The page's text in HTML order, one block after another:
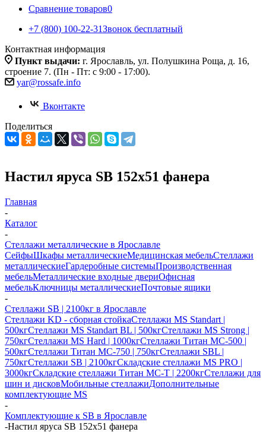
Сравнение товаров0
+7 (800) 100-22-31Звонок бесплатный
Контактная информация
Пункт выдачи: г. Ярославль, ул. Полушкина Роща, д. 16,
строение 7. (Пн - Пт: с 9:00 - 17:00).
yar@rossafe.info
Вконтакте
Поделиться
Настил яруса SB 152х51 фанера
Главная
-
Каталог
-
Стеллажи металлические в Ярославле
СейфыШкафы металлическиеМедицинская мебельСтеллажи
металлическиеГардеробные системыПроизводственная
мебельМеталлические входные двериОфисная
мебельКлючницы металлическиеПочтовые ящики
-
Стеллажи SB | 2100кг в Ярославле
Стеллажи KD - сборная стойкаСтеллажи MS Standart |
500кгСтеллажи MS Standart BL | 500кгСтеллажи MS Strong |
750кгСтеллажи MS Hard | 1000кгСтеллажи Титан МС-500 |
500кгСтеллажи Титан МС-750 | 750кгСтеллажи SBL |
750кгСтеллажи SB | 2100кгСкладские стеллажи MS PRO |
3000кгСкладские стеллажи Титан МС-Т | 2200кгСтеллажи для
шин и дисковМобильные стеллажиДополнительные
комплектующие MS
-
Комплектующие к SB в Ярославле
-Настил яруса SB 152х51 фанера